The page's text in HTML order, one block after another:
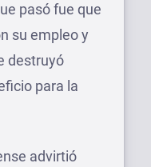
pasó fue que
su empleo y
destruyó
para la
advirtió